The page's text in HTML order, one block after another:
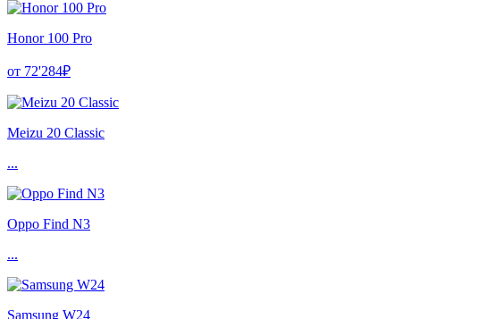
Honor 100 Pro
от 72'284₽
Meizu 20 Classic
...
Oppo Find N3
...
Samsung W24